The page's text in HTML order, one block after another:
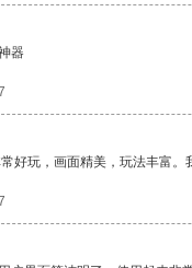
器
好玩，画面精美，玩法丰富